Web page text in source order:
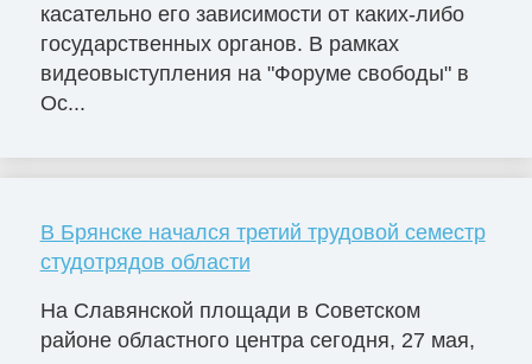
касательно его зависимости от каких-либо
государственных органов. В рамках
видеовыступления на "Форуме свободы" в
Ос...
В Брянске начался третий трудовой семестр
студотрядов области
На Славянской площади в Советском
районе областного центра сегодня, 27 мая,